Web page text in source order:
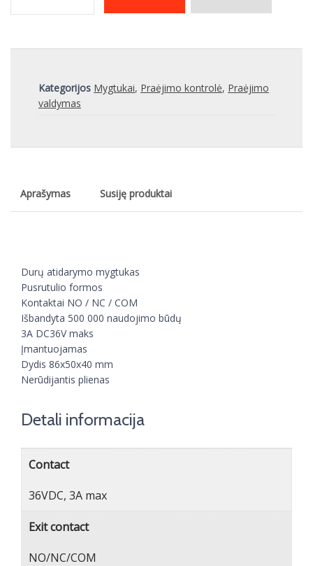
Kategorijos Mygtukai, Praėjimo kontrolė, Praėjimo
valdymas
Aprašymas Susiję produktai
Durų atidarymo mygtukas
Pusrutulio formos
Kontaktai NO / NC / COM
Išbandyta 500 000 naudojimo būdų
3A DC36V maks
Įmantuojamas
Dydis 86x50x40 mm
Nerūdijantis plienas
Detali informacija
Contact
36VDC, 3A max
Exit contact
NO/NC/COM